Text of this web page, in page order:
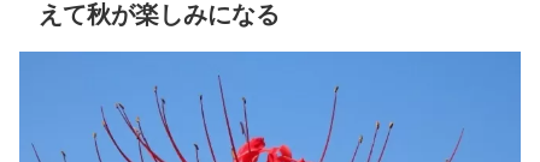
えて秋が楽しみになる